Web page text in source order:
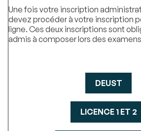
Une fois votre inscription
devez procéder à votre inscription
ligne. Ces deux inscriptions sont
admis à composer lors des
DEUST
LICENCE 1 ET 2